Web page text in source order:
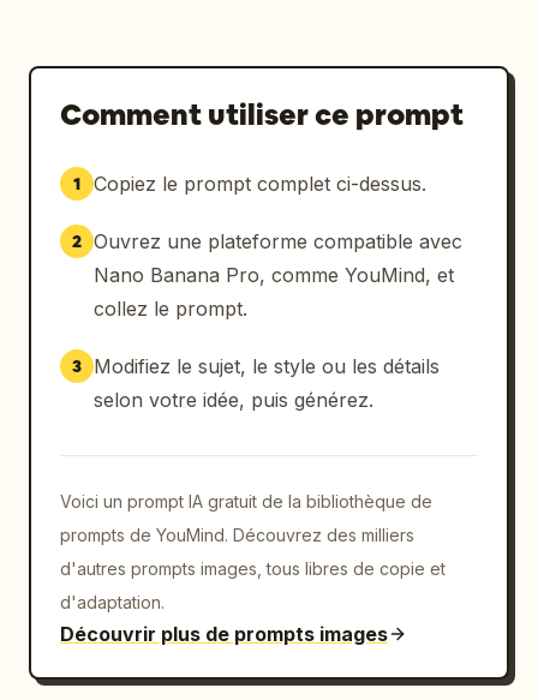
Comment utiliser ce prompt
1 Copiez le prompt complet ci-dessus.
2 Ouvrez une plateforme compatible avec
Nano Banana Pro, comme YouMind, et
collez le prompt.
3
Modifiez le sujet, le style ou les détails
selon votre idée, puis générez.
Voici un prompt IA gratuit de la bibliothèque de
prompts de YouMind. Découvrez des milliers
d'autres prompts images, tous libres de copie et
d'adaptation.
Découvrir plus de prompts images